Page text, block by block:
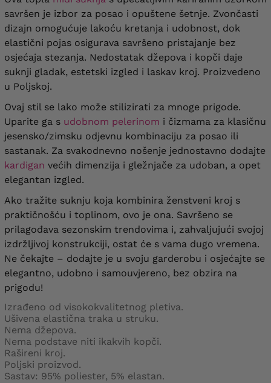
savršen je izbor za posao i opuštene šetnje. Zvončasti
dizajn omogućuje lakoću kretanja i udobnost, dok
elastični pojas osigurava savršeno pristajanje bez
osjećaja stezanja. Nedostatak džepova i kopči daje
suknji gladak, estetski izgled i laskav kroj. Proizvedeno
u Poljskoj.
Ovaj stil se lako može stilizirati za mnoge prigode.
Uparite ga s udobnom pelerinom i čizmama za klasičnu
jesensko/zimsku odjevnu kombinaciju za posao ili
sastanak. Za svakodnevno nošenje jednostavno dodajte
kardigan većih dimenzija i gležnjače za udoban, a opet
elegantan izgled.
Ako tražite suknju koja kombinira ženstveni kroj s
praktičnošću i toplinom, ovo je ona. Savršeno se
prilagođava sezonskim trendovima i, zahvaljujući svojoj
izdržljivoj konstrukciji, ostat će s vama dugo vremena.
Ne čekajte – dodajte je u svoju garderobu i osjećajte se
elegantno, udobno i samouvjereno, bez obzira na
prigodu!
Izrađeno od visokokvalitetnog pletiva.
Ušivena elastična traka u struku.
Nema džepova.
Nema podstave niti ikakvih kopči.
Rašireni kroj.
Poljski proizvod.
Sastav: 95% poliester, 5% elastan.